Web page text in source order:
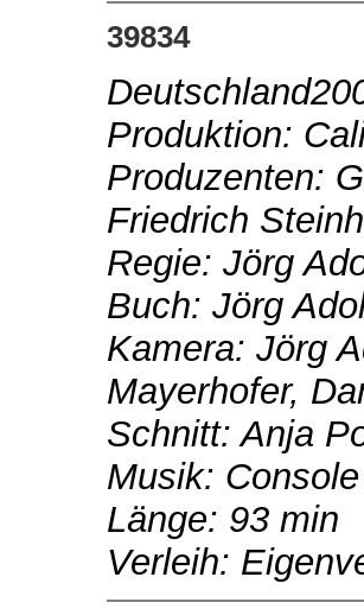
39834
Produktion:
Produzenten:
Friedrich
Regie: Jörg
Buch: Jörg
Kamera: Jörg
Mayerhofer,
Schnitt: Anja
Musik: Console
Länge: 93 min
Verleih: